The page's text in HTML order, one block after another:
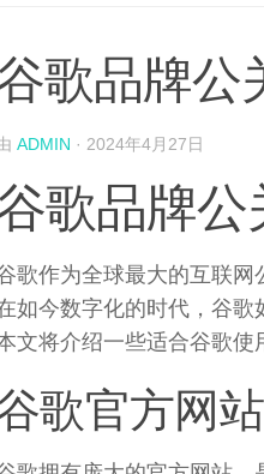
歌品牌公
ADMIN · 2024年4月27日
歌品牌公
歌作为全球最大的互联网
如今数字化的时代，谷歌
文将介绍一些适合谷歌使
歌官方网站